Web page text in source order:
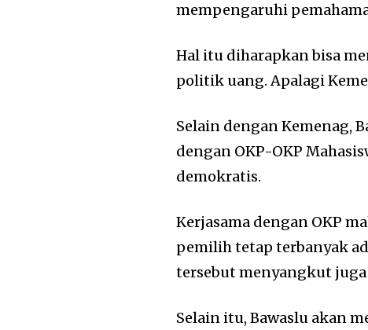
mempengaruhi
Hal itu diharapkan bisa
politik uang. Apalagi
Selain dengan Kemenag,
dengan OKP-OKP
demokratis.
Kerjasama dengan OKP
pemilih tetap terbanyak
tersebut menyangkut
Selain itu, Bawaslu akan